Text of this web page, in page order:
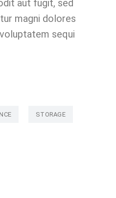
aut fugit, sed
magni dolores
sequi
STORAGE